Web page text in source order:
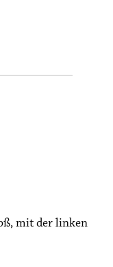
mit der linken